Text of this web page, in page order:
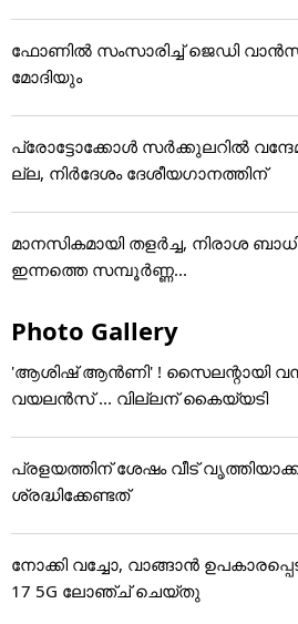
ഫോണില്‍ സംസാരിച്ച് ജെഡി
മോദിയും
പ്രോട്ടോക്കോൾ സർക്കുലറിൽ
ല്ല, നിർദേശം ദേശീയഗാനത്തിന്
മാനസികമായി തളർച്ച, നിരാശ
ഇന്നത്തെ സമ്പൂർണ്ണ...
Photo Gallery
'ആശിഷ് ആൻണി' ! സൈലന്റായി
വയലൻസ് ... വില്ലന് കൈയ്യടി
പ്രളയത്തിന് ശേഷം വീട്
ശ്രദ്ധിക്കേണ്ടത്
നോക്കി വച്ചോ, വാങ്ങാൻ
17 5G ലോഞ്ച് ചെയ്തു